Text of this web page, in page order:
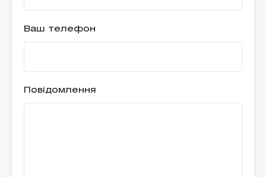
Ваш телефон
Повідомлення